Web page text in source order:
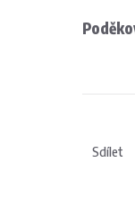
Sdílet